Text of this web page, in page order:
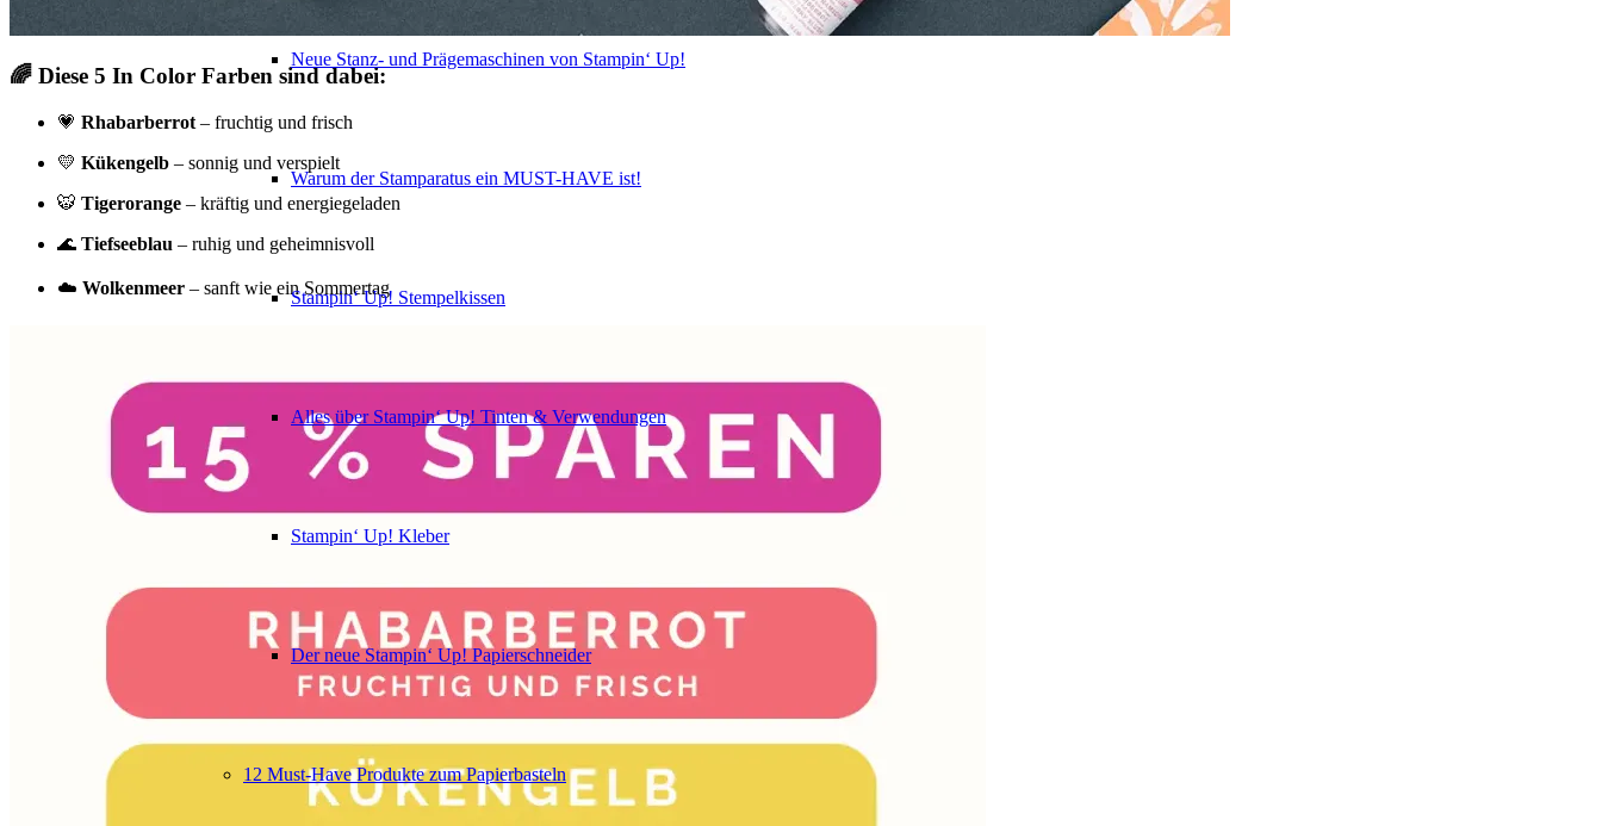
Neue Stanz- und Prägemaschinen von Stampin‘ Up!
Warum der Stamparatus ein MUST-HAVE ist!
Stampin‘ Up! Stempelkissen
Alles über Stampin‘ Up! Tinten & Verwendungen
Stampin‘ Up! Kleber
Der neue Stampin‘ Up! Papierschneider
12 Must-Have Produkte zum Papierbasteln
🌈 Diese 5 In Color Farben sind dabei:
💗 Rhabarberrot – fruchtig und frisch
💛 Kükengelb – sonnig und verspielt
🐯 Tigerorange – kräftig und energiegeladen
🌊 Tiefseeblau – ruhig und geheimnisvoll
☁️ Wolkenmeer – sanft wie ein Sommertag